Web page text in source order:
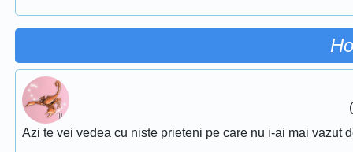
Azi te vei vedea cu niste prieteni pe care nu i-ai mai vazut